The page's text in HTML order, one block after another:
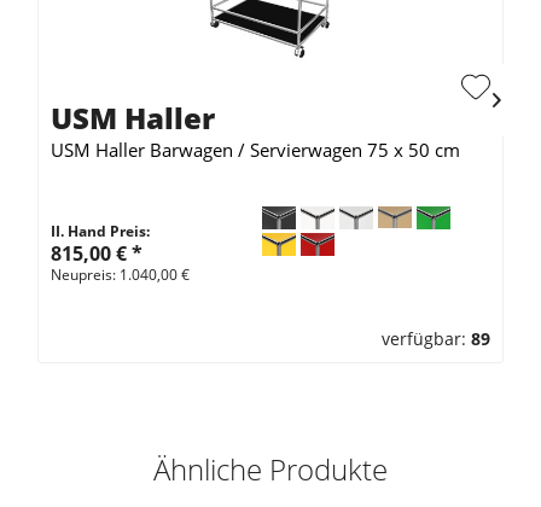
USM Haller
USM Haller Barwagen / Servierwagen 75 x 50 cm
II. Hand Preis:
815,00 €*
Neupreis: 1.040,00 €
verfügbar: 89
Ähnliche Produkte